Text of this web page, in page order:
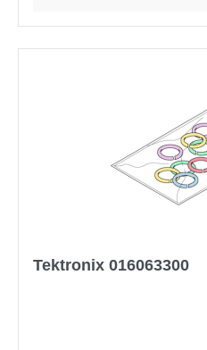
Tektronix 016063300